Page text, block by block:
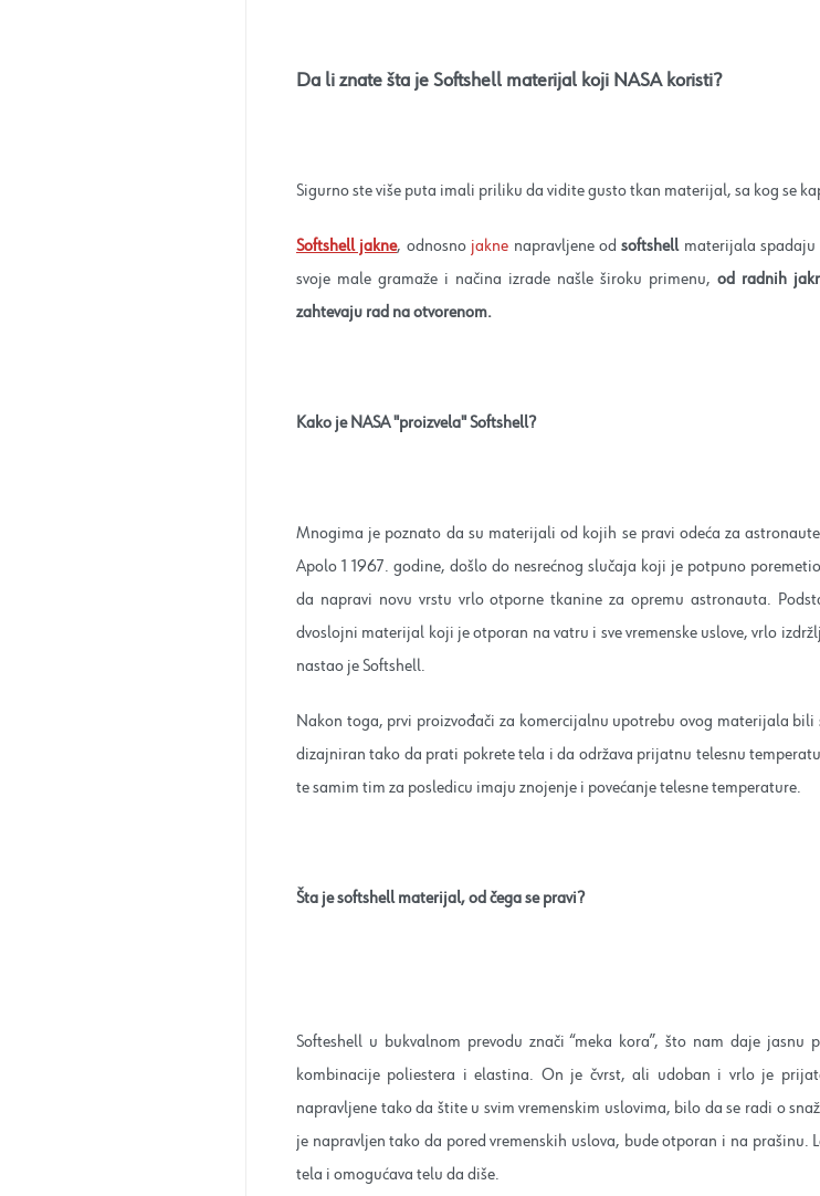
Da li znate šta je Softshell materijal koji NASA koristi?
Sigurno ste više puta imali priliku da vidite gusto tkan materijal, sa kog se
Softshell jakne, odnosno jakne napravljene odsoftshellmaterijala spadaju
svoje male gramaže i načina izrade našle široku primenu, od radnih
zahtevaju rad na otvorenom.
Kako je NASA "proizvela" Softshell?
Mnogima je poznato da su materijali od kojih se pravi odeća za
Apolo 1 1967. godine, došlo do nesrećnog slučaja koji je potpuno
da napravi novu vrstu vrlo otporne tkanine za opremu astronauta.
dvoslojni materijal koji je otporan na vatru i sve vremenske uslove, vrlo
nastao je Softshell.
Nakon toga, prvi proizvođači za komercijalnu upotrebu ovog materijala
dizajniran tako da prati pokrete tela i da održava prijatnu telesnu
te samim tim za posledicu imaju znojenje i povećanje telesne temperature.
Šta je softshell materijal, od čega se pravi?
Softeshell u bukvalnom prevodu znači “meka kora”, što nam daje
kombinacije poliestera i elastina. On je čvrst, ali udoban i vrlo je
napravljene tako da štite u svim vremenskim uslovima, bilo da se radi o
je napravljen tako da pored vremenskih uslova, bude otporan i na prašinu.
tela i omogućava telu da diše.